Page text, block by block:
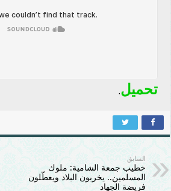
تحميل.
السابق
خطيب جمعة الشامية: ملوك
المسلمين.. يخربون البلاد ويعطّلون
فريضة الجهاد